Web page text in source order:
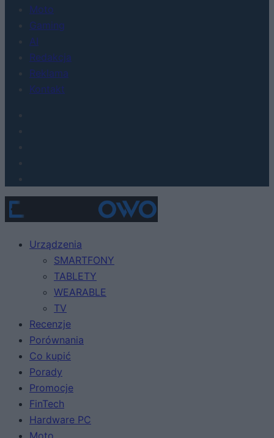
Moto
Gaming
AI
Redakcja
Reklama
Kontakt
Urządzenia
SMARTFONY
TABLETY
WEARABLE
TV
Recenzje
Porównania
Co kupić
Porady
Promocje
FinTech
Hardware PC
Moto